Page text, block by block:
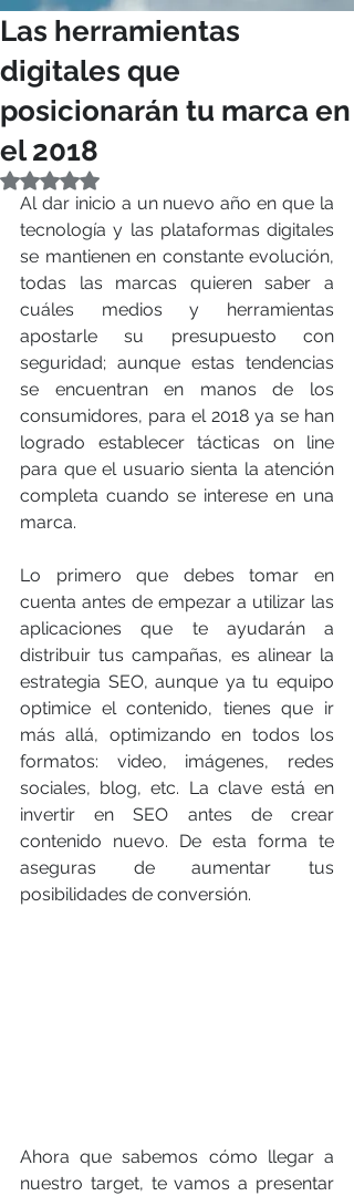
Las herramientas
digitales que
posicionarán tu marca en
el 2018
Obtuvo NaN de 5 estrellas.
Al dar inicio a un nuevo año en que la
tecnología y las plataformas digitales
se mantienen en constante evolución,
todas las marcas quieren saber a
cuáles medios y herramientas
apostarle su presupuesto con
seguridad; aunque estas tendencias
se encuentran en manos de los
consumidores, para el 2018 ya se han
logrado establecer tácticas on line
para que el usuario sienta la atención
completa cuando se interese en una
marca.
Lo primero que debes tomar en
cuenta antes de empezar a utilizar las
aplicaciones que te ayudarán a
distribuir tus campañas, es alinear la
estrategia SEO, aunque ya tu equipo
optimice el contenido, tienes que ir
más allá, optimizando en todos los
formatos: video, imágenes, redes
sociales, blog, etc. La clave está en
invertir en SEO antes de crear
contenido nuevo. De esta forma te
aseguras de aumentar tus
posibilidades de conversión.
Ahora que sabemos cómo llegar a
nuestro target, te vamos a presentar